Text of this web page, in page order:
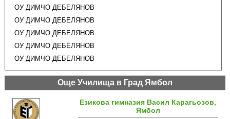
ОУ ДИМЧО ДЕБЕЛЯНОВ
ОУ ДИМЧО ДЕБЕЛЯНОВ
ОУ ДИМЧО ДЕБЕЛЯНОВ
ОУ ДИМЧО ДЕБЕЛЯНОВ
ОУ ДИМЧО ДЕБЕЛЯНОВ
Още Училища в Град Ямбол
Езикова гимназия Васил Карагьозов,
Ямбол